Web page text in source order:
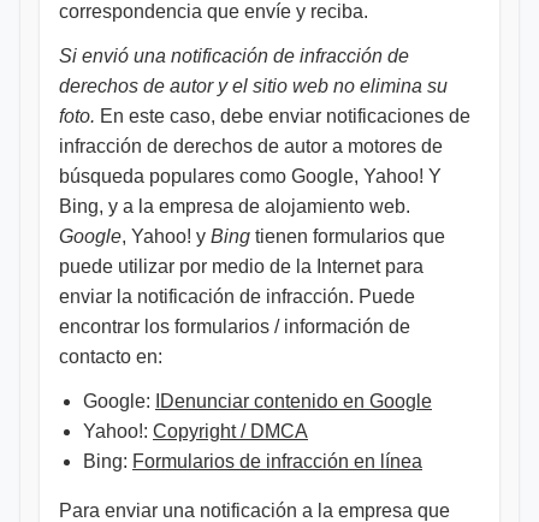
correspondencia que envíe y reciba.
Si envió una notificación de infracción de
derechos de autor y el sitio web no elimina su
foto. En este caso, debe enviar notificaciones de
infracción de derechos de autor a motores de
búsqueda populares como Google, Yahoo! Y
Bing, y a la empresa de alojamiento web.
Google, Yahoo! y Bing tienen formularios que
puede utilizar por medio de la Internet para
enviar la notificación de infracción. Puede
encontrar los formularios / información de
contacto en:
Google:
IDenunciar contenido en Google
Yahoo!: Copyright / DMCA
Bing: Formularios de infracción en línea
Para enviar una notificación a la empresa que